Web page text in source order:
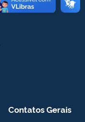
Contatos Gerais